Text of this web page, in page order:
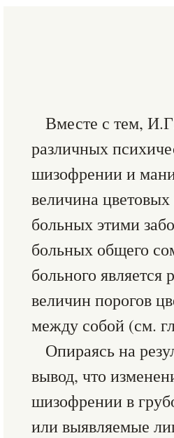
Вместе с тем,
различных
шизофрении и
величина
больных этими
больных общего
больного
величин порогов
между собой (см.
Опираясь на
вывод, что
шизофрении в
или выявляемые